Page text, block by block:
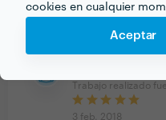
cookies en cualquier
Aceptar
2
Trabajo realizado
3 feb. 2018